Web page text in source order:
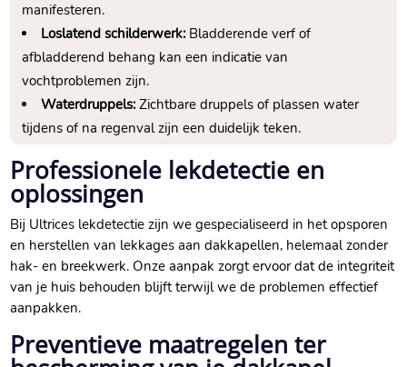
manifesteren.​
Loslatend schilderwerk:Bladderende verf of
afbladderend behang kan een indicatie van
vochtproblemen zijn.​
Waterdruppels:Zichtbare druppels of plassen water
tijdens of na regenval zijn een duidelijk teken.​
Professionele lekdetectie en
oplossingen
Bij Ultrices lekdetectie zijn we gespecialiseerd in het opsporen
en herstellen van lekkages aan dakkapellen, helemaal zonder
hak- en breekwerk.​ Onze aanpak zorgt ervoor dat de integriteit
van je huis behouden blijft terwijl we de problemen effectief
aanpakken.​
Preventieve maatregelen ter